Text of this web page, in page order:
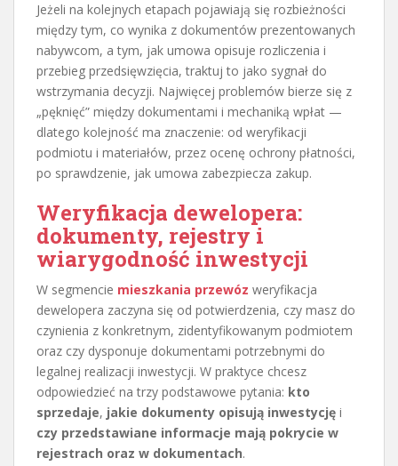
Jeżeli na kolejnych etapach pojawiają się rozbieżności
między tym, co wynika z dokumentów prezentowanych
nabywcom, a tym, jak umowa opisuje rozliczenia i
przebieg przedsięwzięcia, traktuj to jako sygnał do
wstrzymania decyzji. Najwięcej problemów bierze się z
„pęknięć” między dokumentami i mechaniką wpłat —
dlatego kolejność ma znaczenie: od weryfikacji
podmiotu i materiałów, przez ocenę ochrony płatności,
po sprawdzenie, jak umowa zabezpiecza zakup.
Weryfikacja dewelopera:
dokumenty, rejestry i
wiarygodność inwestycji
W segmencie mieszkania przewóz weryfikacja
dewelopera zaczyna się od potwierdzenia, czy masz do
czynienia z konkretnym, zidentyfikowanym podmiotem
oraz czy dysponuje dokumentami potrzebnymi do
legalnej realizacji inwestycji. W praktyce chcesz
odpowiedzieć na trzy podstawowe pytania: kto
sprzedaje, jakie dokumenty opisują inwestycję i
czy przedstawiane informacje mają pokrycie w
rejestrach oraz w dokumentach.